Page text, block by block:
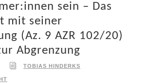
sein – Das
mit seiner
(Az. 9 AZR 102/20)
Abgrenzung
TOBIAS HINDERKS